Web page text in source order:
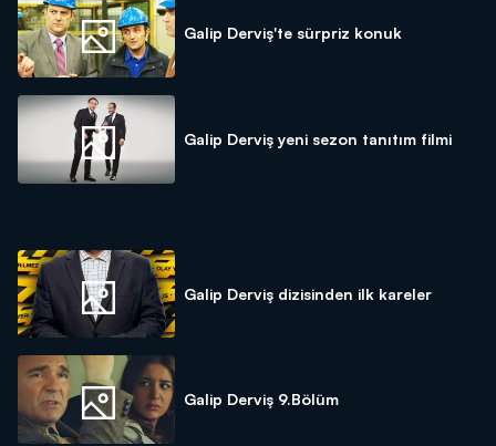
Galip Derviş'te sürpriz konuk
Galip Derviş yeni sezon tanıtım filmi
Galip Derviş dizisinden ilk kareler
Galip Derviş 9.Bölüm